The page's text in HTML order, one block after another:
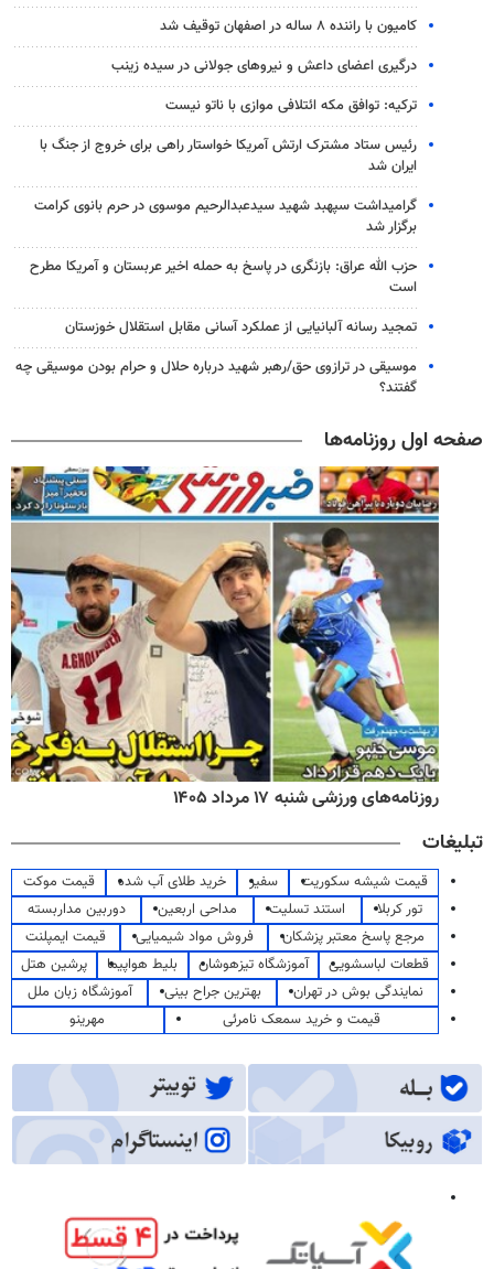
کامیون با راننده ۸ ساله در اصفهان توقیف شد
درگیری اعضای داعش و نیروهای جولانی در سیده زینب
ترکیه: توافق مکه ائتلافی موازی با ناتو نیست
رئیس ستاد مشترک ارتش آمریکا خواستار راهی برای خروج از جنگ با
ایران شد
گرامیداشت سپهبد شهید سیدعبدالرحیم موسوی در حرم بانوی کرامت
برگزار شد
حزب الله عراق: بازنگری در پاسخ به حمله اخیر عربستان و آمریکا مطرح
است
تمجید رسانه آلبانیایی از عملکرد آسانی مقابل استقلال خوزستان
موسیقی در ترازوی حق/رهبر شهید درباره حلال و حرام بودن موسیقی چه
گفتند؟
صفحه اول روزنامه‌ها
روزنامه‌های ورزشی شنبه ۱۷ مرداد ۱۴۰۵
تبلیغات
قیمت شیشه سکوریت سفیر خرید طلای آب شده
قیمت موکت
تور کربلا
استند تسلیت مداحی اربعین
دوربین مداربسته
مرجع پاسخ معتبر پزشکان
فروش مواد شیمیایی
قیمت ایمپلنت
قطعات لباسشویی
آموزشگاه تیزهوشان بلیط هواپیما
پرشین هتل
نمایندگی بوش در تهران
بهترین جراح بینی
آموزشگاه زبان ملل
قیمت و خرید سمعک نامرئی
مهرینو